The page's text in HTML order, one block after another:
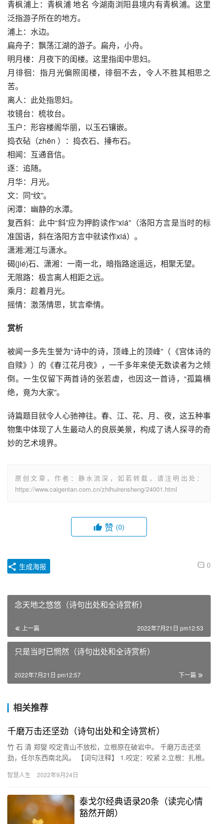
青枫浦上：青枫浦 地名 今湖南浏阳县境内有青枫浦。这里
泛指游子所在的地方。
浦上：水边。
扁舟子：飘荡江湖的游子。扁舟，小舟。
明月楼：月夜下的闺楼。这里指闺中思妇。
月徘徊：指月光偏照闺楼，徘徊不去，令人不胜其相思之
苦。
离人：此处指思妇。
妆镜台：梳妆台。
玉户：形容楼阁华丽，以玉石镶嵌。
捣衣砧（zhēn ）：捣衣石、捶布石。
相闻：互通音信。
逐：追随。
月华：月光。
文：同“纹”。
闲潭：幽静的水潭。
复西斜：此中“斜”应为押韵读作“xiá”（洛阳方言是当时的标
准国语，斜在洛阳方言中就读作xiá）。
潇湘:湘江与潇水。
碣(jié)石、潇湘：一南一北，暗指路途遥远，相聚无望。
无限路：极言离人相距之远。
乘月：趁着月光。
摇情：激荡情思，犹言牵情。
赏析
被闻一多先生誉为“诗中的诗，顶峰上的顶峰”（《宫体诗的
自赎》）的《春江花月夜》，一千多年来使无数读者为之倾
倒。一生仅留下两首诗的张若虚，也因这一首诗，“孤篇横
绝，竟为大家”。
诗篇题目就令人心驰神往。春、江、花、月、夜，这五种事
物集中体现了人生最动人的良辰美景，构成了诱人探寻的奇
妙的艺术境界。
原创文章，作者：静水流深，如若转载，请注明出处：
https://www.caigentan.com.cn/zhihuirensheng/24001.html
赞 (0)
0
生成海报
念天地之悠悠（诗句出处和全诗赏析）
上一篇 2022年7月21日 pm12:53
只是当时已惘然（诗句出处和全诗赏析）
下一篇
2022年7月21日 pm12:57
相关推荐
千磨万击还坚劲（诗句出处和全诗赏析）
竹 石 清 郑燮 咬定青山不放松，立根原在破岩中。 千磨万击还坚
劲，任尔东西南北风。 【词句注释】 1.咬定：咬紧 2.立根：扎根。
智慧人生 2022年9月24日
泰戈尔经典语录20条（读完心情
豁然开朗）